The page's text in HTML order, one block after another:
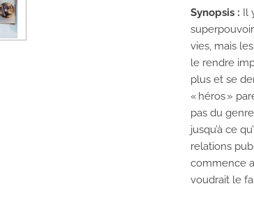
Synopsis : Il
vies, mais
le rendre
plus et se
« héros »
pas du
jusqu’à ce
relations
commence
voudrait le